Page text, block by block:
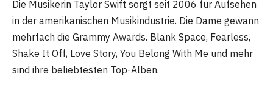
Die Musikerin Taylor Swift sorgt seit 2006 für Aufsehen
in der amerikanischen Musikindustrie. Die Dame gewann
mehrfach die Grammy Awards. Blank Space, Fearless,
Shake It Off, Love Story, You Belong With Me und mehr
sind ihre beliebtesten Top-Alben.